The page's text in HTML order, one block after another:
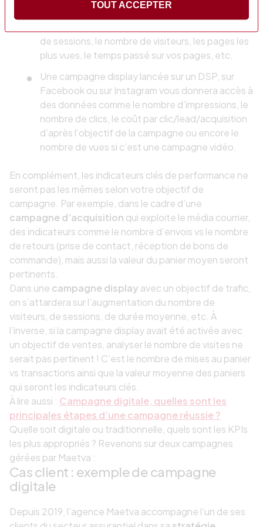
TOUT ACCEPTER
de sessions, le nombre de visiteurs, les pages les
plus vues, le temps passé sur vos pages, etc.
Une campagne display lancée sur un DSP, sur
Facebook ou sur Instagram vous donnera accès à
des données comme le nombre d’impressions, le
nombre de clics, le coût par clic/lead/acquisition
d’après l’objectif de la campagne ou encore le
nombre de vues si c’est une campagne vidéo.
En complément, les indicateurs clés de performance ne
seront pas les mêmes selon votre objectif de
campagne. Par exemple, dans le cadre d’une
campagne d’acquisition qui exploite le média courrier,
des indicateurs comme le nombre d’envois vs le nombre
de retours (prise de contact, réception de bons de
commande), mais aussi la valeur du panier moyen seront
pertinents.
Dans une campagne display avec un objectif de trafic,
on s’attardera sur l’augmentation du nombre de
visiteurs, de sessions, de durée moyenne, etc. À
l’inverse, si la campagne display avait été activée avec
un objectif de ventes, analyser le nombre de visites ne
serait pas pertinent ! C’est le nombre de mises au panier
vs transactions ainsi que la valeur moyenne des paniers
qui seront les indicateurs clés.
À lire aussi : Campagne digitale, quelles sont les
principales étapes d’une campagne réussie ?
Quelle soit digitale ou traditionnelle, quels sont les KPIs
les plus appropriés ? Revenons sur deux campagnes
gérées par Maetva :
Cas client : exemple de campagne
digitale
Depuis 2019, l’agence Maetva accompagne l’un de ses